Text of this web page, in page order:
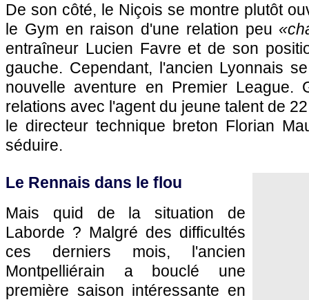
De son côté, le Niçois se montre plutôt
le Gym en raison d'une relation peu
entraîneur Lucien Favre et de son
gauche. Cependant, l'ancien Lyonnais
nouvelle aventure en Premier League.
relations avec l'agent du jeune talent de
le directeur technique breton Florian
séduire.
Le Rennais dans le flou
Mais quid de la situation de
Laborde ? Malgré des difficultés
ces derniers mois, l'ancien
Montpelliérain a bouclé une
première saison intéressante en